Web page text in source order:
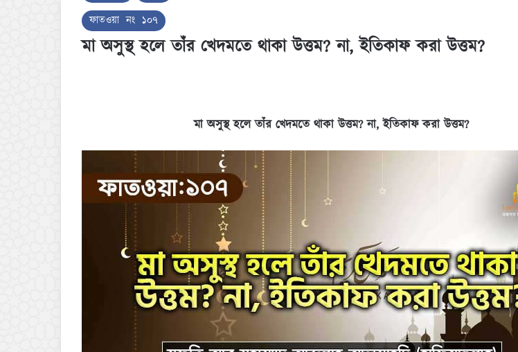
ফাতওয়া নং ১০৭
মা অসুস্থ হলে তাঁর খেদমতে থাকা উত্তম? না, ইতিকাফ করা উত্তম?
মা অসুস্থ হলে তাঁর খেদমতে থাকা উত্তম? না, ইতিকাফ করা উত্তম?